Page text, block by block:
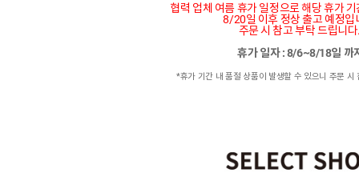
협력 업체 여름 휴가 일정으로 해당 휴가
8/20일 이후 정상 출고 예정입
주문 시 참고 부탁 드립니
휴가 일자 : 8/6~8/18일 까
*휴가 기간 내 품절 상품이 발생할 수 있으니 주문 시